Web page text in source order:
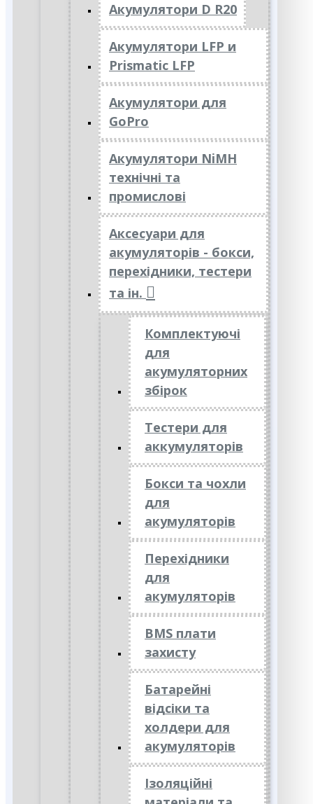
Акумулятори D R20
Акумулятори LFP и
Prismatic LFP
Акумулятори для
GoPro
Акумулятори NiMH
технічні та
промислові
Аксесуари для
акумуляторів - бокси,
перехідники, тестери
та ін.
Комплектуючі
для
акумуляторних
збірок
Тестери для
аккумуляторів
Бокси та чохли
для
акумуляторів
Перехідники
для
акумуляторів
BMS плати
захисту
Батарейні
відсіки та
холдери для
акумуляторів
Ізоляційні